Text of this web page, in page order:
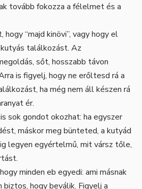
tovább fokozza a félelmet és a
“majd kinövi”, vagy hogy el
találkozást. Az
sőt, hosszabb távon
is figyelj, hogy ne erőltesd rá a
ha még nem áll készen rá
ér.
sok gondot okozhat: ha egyszer
máskor meg bünteted, a kutyád
legyen egyértelmű, mit vársz tőle,
minden eb egyedi: ami másnak
biztos, hogy beválik. Figyelj a